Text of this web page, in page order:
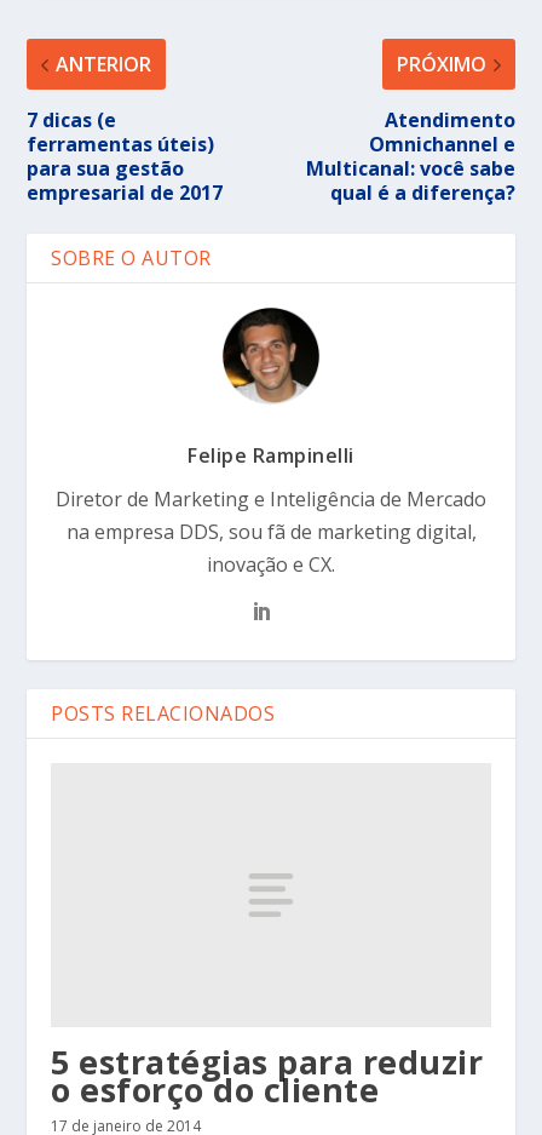
ANTERIOR
7 dicas (e
ferramentas úteis)
para sua gestão
empresarial de 2017
PRÓXIMO
Atendimento
Omnichannel e
Multicanal: você sabe
qual é a diferença?
SOBRE O AUTOR
Felipe Rampinelli
Diretor de Marketing e Inteligência de Mercado
na empresa DDS, sou fã de marketing digital,
inovação e CX.
POSTS RELACIONADOS
5 estratégias para reduzir
o esforço do cliente
17 de janeiro de 2014